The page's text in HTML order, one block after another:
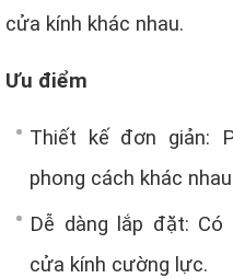
cửa kính khác nhau.
Ưu điểm
Thiết kế đơn giản:
phong cách khác
Dễ dàng lắp đặt:
cửa kính cường lực.